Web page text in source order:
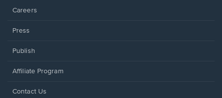
Careers
Press
Publish
Affiliate Program
Opens
Contact Us